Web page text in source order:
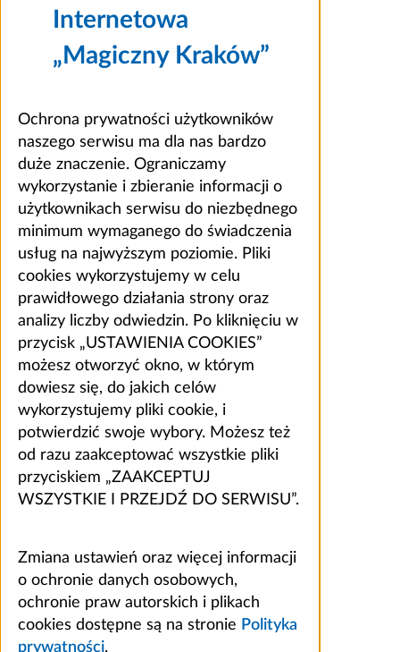
Internetowa
„Magiczny Kraków”
Ochrona prywatności użytkowników
naszego serwisu ma dla nas bardzo
duże znaczenie. Ograniczamy
wykorzystanie i zbieranie informacji o
użytkownikach serwisu do niezbędnego
minimum wymaganego do świadczenia
usług na najwyższym poziomie. Pliki
cookies wykorzystujemy w celu
prawidłowego działania strony oraz
analizy liczby odwiedzin. Po kliknięciu w
przycisk „USTAWIENIA COOKIES”
możesz otworzyć okno, w którym
dowiesz się, do jakich celów
wykorzystujemy pliki cookie, i
potwierdzić swoje wybory. Możesz też
od razu zaakceptować wszystkie pliki
przyciskiem „ZAAKCEPTUJ
WSZYSTKIE I PRZEJDŹ DO SERWISU”.
Zmiana ustawień oraz więcej informacji
o ochronie danych osobowych,
ochronie praw autorskich i plikach
cookies dostępne są na stronie Polityka
prywatności.